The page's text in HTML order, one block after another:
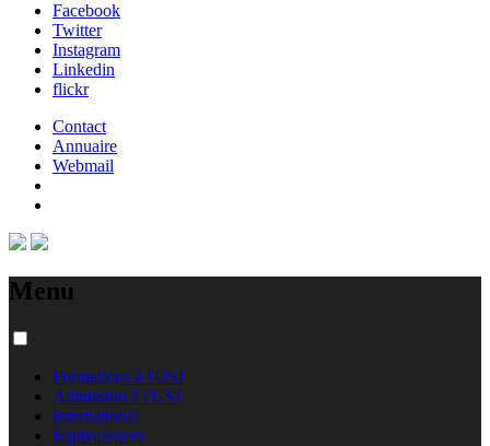
Facebook
Twitter
Instagram
Linkedin
flickr
Contact
Annuaire
Webmail
Menu
Formations à l'USJ
Admission à l'USJ
International
Équivalences